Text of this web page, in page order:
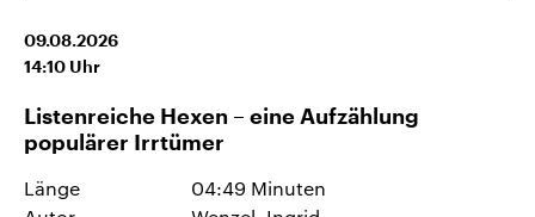
09.08.2026
14:10 Uhr
Listenreiche Hexen – eine Aufzählung
populärer Irrtümer
Länge
04:49 Minuten